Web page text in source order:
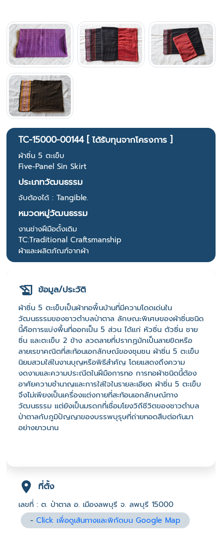
TC-15000-00144 [ ได้รับทุนจากโครงการ ]
ผ้าซิ่น 5 ตะเข็บ
Five-Panel Sin Skirt
ประเภทวัฒนธรรม
จับต้องได้ : Tangible.
หมวดหมู่วัฒนธรรม
งานช่างฝีมือดั้งเดิม
TC:Traditional Craftsmanship
ผ้าและผลิตภัณฑ์จากผ้า
ข้อมูล/ประวัติ
ผ้าซิ่น 5 ตะเข็บเป็นผ้าทอพื้นบ้านที่มีความโดดเด่นใน
วัฒนธรรมของชาวตำบลป่าตาล ลักษณะพิเศษของผ้าซิ่นชนิด
นี้คือการแบ่งพื้นที่ออกเป็น 5 ส่วน ได้แก่ หัวซิ่น ตัวซิ่น ชาย
ซิ่น และตะเข็บ 2 ข้าง ลวดลายที่ปรากฏมักเป็นลายขิดหรือ
ลายเรขาคณิตที่สะท้อนเอกลักษณ์ของชุมชน ผ้าซิ่น 5 ตะเข็บ
นิยมสวมใส่ในงานบุญหรือพิธีสำคัญ โดยแสดงถึงความ
งดงามและความประณีตในฝีมือการทอ การทอผ้าชนิดนี้ต้อง
อาศัยความชำนาญและการใส่ใจในรายละเอียด ผ้าซิ่น 5 ตะเข็บ
จึงไม่เพียงเป็นเครื่องแต่งกายที่สะท้อนเอกลักษณ์ทาง
วัฒนธรรม แต่ยังเป็นมรดกที่เชื่อมโยงวิถีชีวิตของชาวตำบล
ป่าตาลกับภูมิปัญญาของบรรพบุรุษที่ถ่ายทอดสืบต่อกันมา
อย่างยาวนาน
ที่ตั้ง
เลขที่ : ต. ป่าตาล อ. เมืองลพบุรี จ. ลพบุรี 15000
-Click เพื่อดูเส้นทางและพิกัดบน Google Map